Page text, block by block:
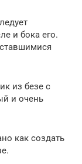
и бока его.
из безе с
и очень
как создать